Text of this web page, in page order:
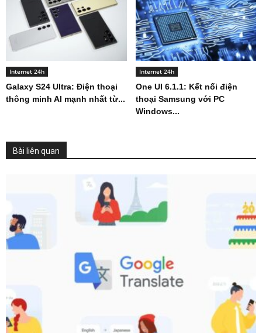
Internet 24h
Galaxy S24 Ultra: Điện thoại
thông minh AI mạnh nhất từ...
Internet 24h
One UI 6.1.1: Kết nối điện
thoại Samsung với PC
Windows...
Bài liên quan